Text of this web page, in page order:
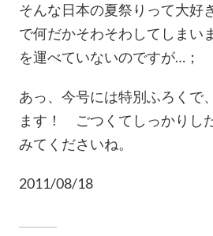
そんな日本の夏祭りって大好
で何だかそわそわしてしまい
を運べていないのですが…；
あっ、今号には特別ふろくで
ます！ ごつくてしっかりし
みてくださいね。
2011/08/18